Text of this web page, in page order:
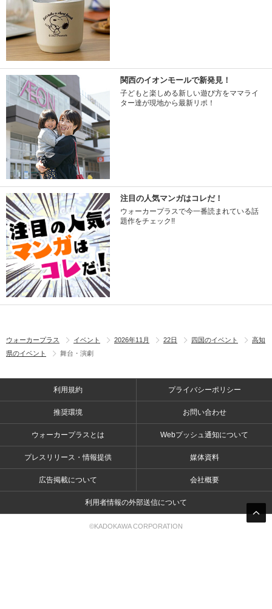
関西のイオンモールで新発見！
子どもと楽しめる新しい遊び方をママライ
ター達が現地から最新リポ！
注目の人気マンガはコレだ！
ウォーカープラスで今一番読まれている話
題作をチェック!!
ウォーカープラス イベント 2026年11月 22日 四国のイベント
高知
県のイベント
舞台・演劇
利用規約 プライバシーポリシー
推奨環境 お問い合わせ
ウォーカープラスとは Webプッシュ通知について
プレスリリース・情報提供 媒体資料
広告掲載について 会社概要
利用者情報の外部送信について
©KADOKAWA CORPORATION